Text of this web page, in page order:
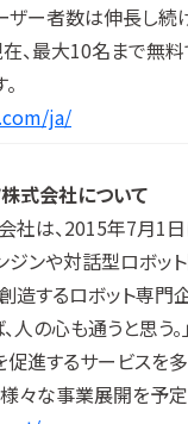
ザー者数は伸長し続
在、最大10名まで無
ja/
式会社について
社は、2015年7月1日
ジンや対話型ロボッ
造するロボット専門企
の心も通うと思う。
促進するサービスを多
々な事業展開を予定